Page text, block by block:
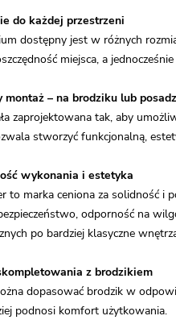
do każdej przestrzeni
dostępny jest w różnych
miejsca, a
montaż – na brodziku lub
zaprojektowana tak, aby
stworzyć funkcjonalną,
wykonania i estetyka
to marka ceniona za solidność i
odporność na
po bardziej klasyczne
z brodzikiem
dopasować brodzik w
podnosi komfort użytkowania.